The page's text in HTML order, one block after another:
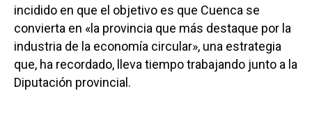
incidido en que el objetivo es que Cuenca se
convierta en «la provincia que más destaque por la
industria de la economía circular», una estrategia
que, ha recordado, lleva tiempo trabajando junto a la
Diputación provincial.